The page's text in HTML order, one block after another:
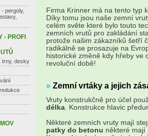
Firma Krinner má na tento typ
Díky tomu jsou naše zemní
celém světe které bylo touto
zemních vrutů pro zakládání
protože našim zákazníků šetří
radikálně se prosazuje na
historické změně kdy hřeby ve
revoluční době!
» Zemní vrtáky a jejich
Vruty konstrukčně pro účel
délka . Konstrukce hlavic
Některé zemních vruty mají
patky do betonu některé mají
- pergoly,
- PROFI
trny, desky